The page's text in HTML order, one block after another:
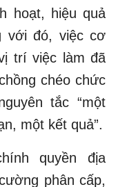
hoạt, hiệu quả
với đó, việc cơ
trí việc làm đã
chéo chức
tắc “một
một kết quả”.
quyền địa
phân cấp,